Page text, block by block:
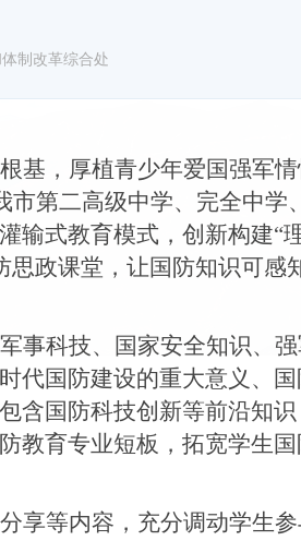
制改革综合处
基，厚植青少年爱国强军
第二高级中学、完全中学
输式教育模式，创新构建“
政课堂，让国防知识可感
事科技、国家安全知识、
代国防建设的重大意义、
含国防科技创新等前沿知
教育专业短板，拓宽学生
享等内容，充分调动学生